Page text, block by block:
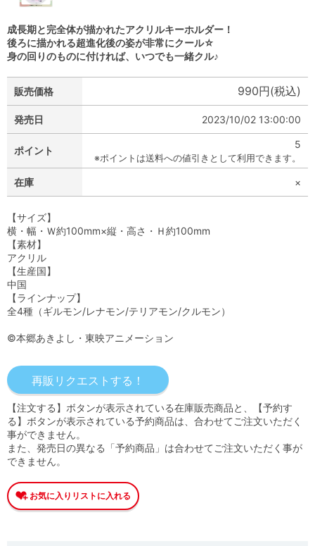
成長期と完全体が描かれたアクリルキーホルダー！
後ろに描かれる超進化後の姿が非常にクール☆
身の回りのものに付ければ、いつでも一緒クル♪
販売価格 990円(税込)
発売日 2023/10/02 13:00:00
ポイント
5
※ポイントは送料への値引きとして利用できます。
在庫 ×
【サイズ】
横・幅・Ｗ約100mm×縦・高さ・Ｈ約100mm
【素材】
アクリル
【生産国】
中国
【ラインナップ】
全4種（ギルモン/レナモン/テリアモン/クルモン）
©本郷あきよし・東映アニメーション
【注文する】ボタンが表示されている在庫販売商品と、【予約す
る】ボタンが表示されている予約商品は、合わせてご注文いただく
事ができません。
また、発売日の異なる「予約商品」は合わせてご注文いただく事が
できません。